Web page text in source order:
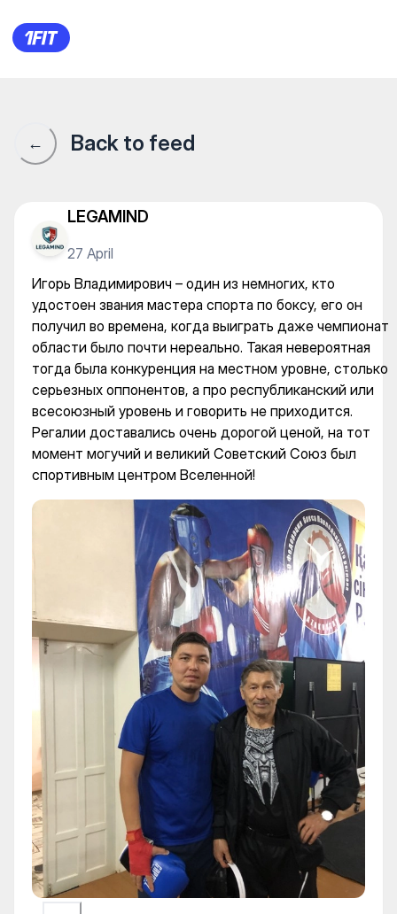
Игорь Владимирович –
← Back to feed
LEGAMIND
27 April
Игорь Владимирович – один из немногих, кто
удостоен звания мастера спорта по боксу, его он
получил во времена, когда выиграть даже чемпионат
области было почти нереально. Такая невероятная
тогда была конкуренция на местном уровне, столько
серьезных оппонентов, а про республиканский или
всесоюзный уровень и говорить не приходится.
Регалии доставались очень дорогой ценой, на тот
момент могучий и великий Советский Союз был
спортивным центром Вселенной!